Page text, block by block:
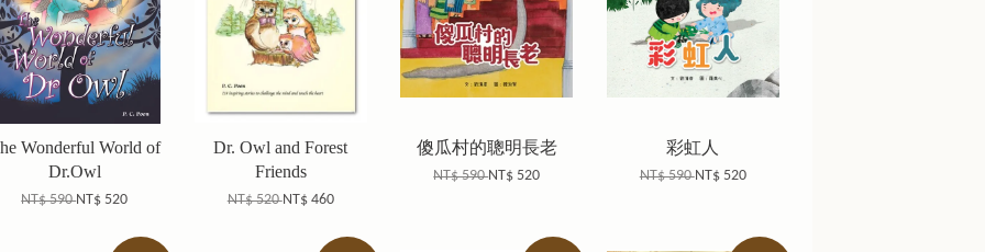
Wonderful World of
Dr.Owl
NT$ 590NT$ 520
Dr. Owl and Forest
Friends
NT$ 520NT$ 460
傻瓜村的聰明長老
NT$ 590NT$ 520
彩虹人
NT$ 590NT$ 520